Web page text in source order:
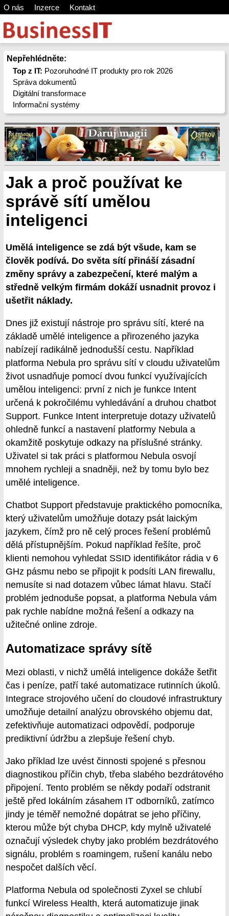
O nás Inzerce Kontakt
Nepřehlédněte:
Top z IT: Pozoruhodné IT produkty pro rok 2026
Správa dokumentů
Digitální transformace
Informační systémy
Jak a proč používat ke
správě sítí umělou
inteligenci
Umělá inteligence se zdá být všude, kam se
člověk podívá. Do světa sítí přináší zásadní
změny správy a zabezpečení, které malým a
středně velkým firmám dokáží usnadnit provoz i
ušetřit náklady.
Dnes již existují nástroje pro správu sítí, které na
základě umělé inteligence a přirozeného jazyka
nabízejí radikálně jednodušší cestu. Například
platforma Nebula pro správu sítí v cloudu uživatelům
život usnadňuje pomocí dvou funkcí využívajících
umělou inteligenci: první z nich je funkce Intent
určená k pokročilému vyhledávání a druhou chatbot
Support. Funkce Intent interpretuje dotazy uživatelů
ohledně funkcí a nastavení platformy Nebula a
okamžitě poskytuje odkazy na příslušné stránky.
Uživatel si tak práci s platformou Nebula osvojí
mnohem rychleji a snadněji, než by tomu bylo bez
umělé inteligence.
Chatbot Support představuje praktického pomocníka,
který uživatelům umožňuje dotazy psát laickým
jazykem, čímž pro ně celý proces řešení problémů
dělá přístupnějším. Pokud například řešíte, proč
klienti nemohou vyhledat SSID identifikátor rádia v 6
GHz pásmu nebo se připojit k podsíti LAN firewallu,
nemusíte si nad dotazem vůbec lámat hlavu. Stačí
problém jednoduše popsat, a platforma Nebula vám
pak rychle nabídne možná řešení a odkazy na
užitečné online zdroje.
Automatizace správy sítě
Mezi oblasti, v nichž umělá inteligence dokáže šetřit
čas i peníze, patří také automatizace rutinních úkolů.
Integrace strojového učení do cloudové infrastruktury
umožňuje detailní analýzu obrovského objemu dat,
zefektivňuje automatizaci odpovědí, podporuje
prediktivní údržbu a zlepšuje řešení chyb.
Jako příklad lze uvést činnosti spojené s přesnou
diagnostikou příčin chyb, třeba slabého bezdrátového
připojení. Tento problém se někdy podaří odstranit
ještě před lokálním zásahem IT odborníků, zatímco
jindy je téměř nemožné dopátrat se jeho příčiny,
kterou může být chyba DHCP, kdy mylně uživatelé
označují výsledek chyby jako problém bezdrátového
signálu, problém s roamingem, rušení kanálu nebo
nespočet dalších věcí.
Platforma Nebula od společnosti Zyxel se chlubí
funkcí Wireless Health, která automatizuje jinak